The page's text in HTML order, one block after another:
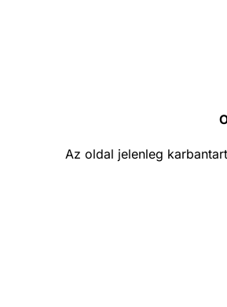
Az oldal jelenleg